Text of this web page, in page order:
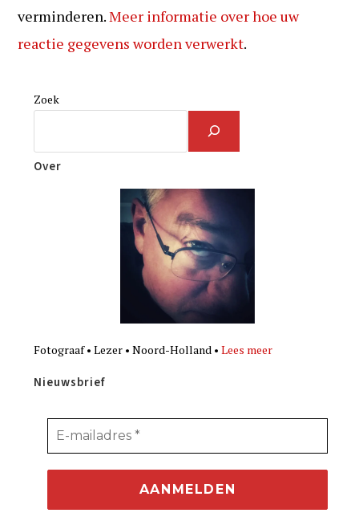
verminderen.Meer informatie over hoe uw
reactie gegevens worden verwerkt.
Zoek
Over
Fotograaf • Lezer • Noord-Holland •Lees meer
Nieuwsbrief